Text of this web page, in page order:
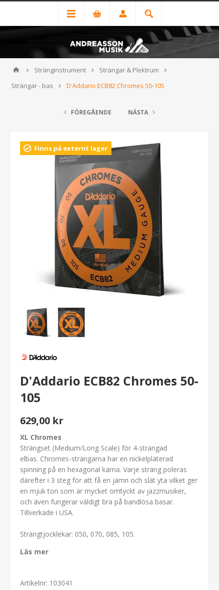
Stränginstrument
Strängar & Plektrum
Strängar - bas
D'Addario ECB82 Chromes 50-105
FÖREGÅENDE NÄSTA
Finns på externt lager
D'Addario ECB82 Chromes 50-
105
629,00 kr
XL Chromes
Strängset (Medium/Long Scale) för 4-strängad
elbas. Chromes-strängarna har en nickelpläterad
spinning på en hexagonal kärna. Varje sträng poleras
därefter i 3 steg för att få en jämn och slät yta vilket ger
en mjuk ton som är mycket omtyckt av jazzmusiker,
och även fungerar väldigt bra på bandlösa basar.
Tillverkade i USA.
Strängtjocklekar: 050, 070, 085, 105.
Läs mer
Artikelnr: 103041